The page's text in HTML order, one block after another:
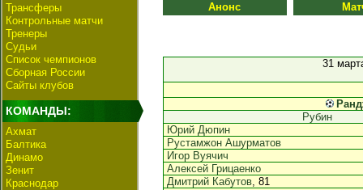
Трансферы
Контрольные матчи
Тренеры
Судьи
Список чемпионов
Сборная России
Сайты клубов
КОМАНДЫ:
Ахмат
Балтика
Динамо
Зенит
Краснодар
Анонс
31
Рубин
Юрий Дюпин
Рустамжон Ашурматов
Игор Вуячич
Алексей Грицаенко
Дмитрий Кабутов, 81